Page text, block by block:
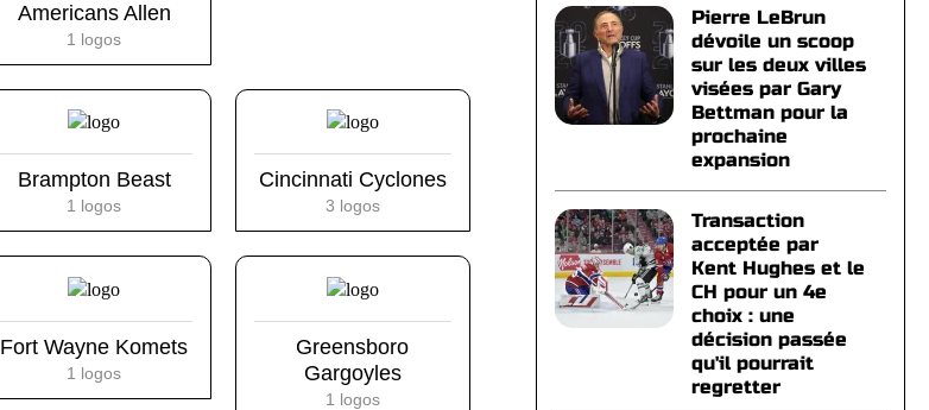
Americans Allen
1 logos
Brampton Beast
1 logos
Cincinnati Cyclones
3 logos
Fort Wayne Komets
1 logos
Greensboro
Gargoyles
1 logos
Pierre LeBrun
dévoile un scoop
sur les deux villes
visées par Gary
Bettman pour la
prochaine
expansion
Transaction
acceptée par
Kent Hughes et le
CH pour un 4e
choix : une
décision passée
qu'il pourrait
regretter